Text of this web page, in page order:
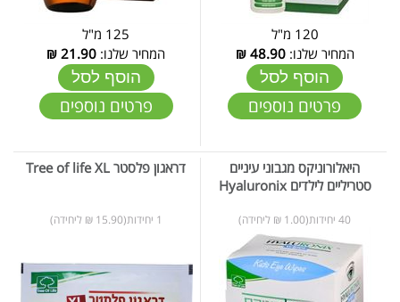
120 מ"ל
המחיר שלנו:48.90
₪
הוסף לסל
פרטים נוספים
125 מ"ל
המחיר שלנו: 21.90
₪
הוסף לסל
פרטים נוספים
היאלורוניקס מגבוני עיניים
סטריליים לילדים Hyaluronix
40 יחידות(1.00 ₪ ליחידה)
דראגון פלסטר Tree of life XL
1 יחידות(15.90 ₪ ליחידה)